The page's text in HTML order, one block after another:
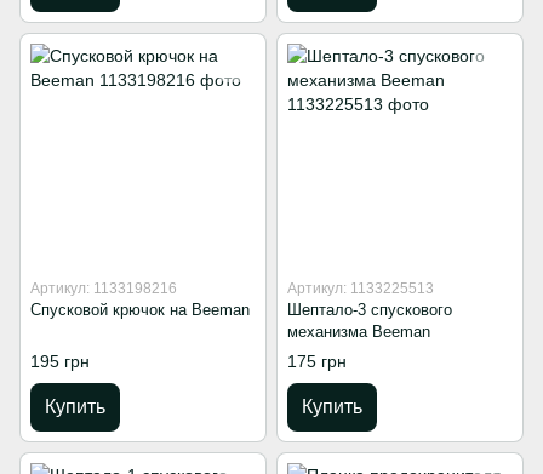
Артикул: 1133198216
Спусковой крючок на Beeman
195 грн
Купить
Артикул: 1133225513
Шептало-3 спускового
механизма Beeman
175 грн
Купить